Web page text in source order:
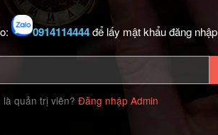
0914114444để lấy mật khẩu đăng nhập
là quản trị viên? Đăng nhập Admin